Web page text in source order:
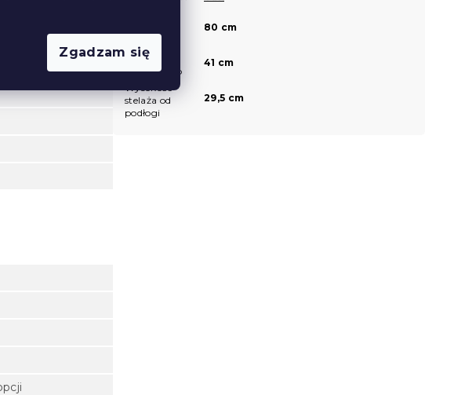
Zgadzam się
80 cm
Wysokość
czoła u stóp
41 cm
stelaża od
podłogi
29,5 cm